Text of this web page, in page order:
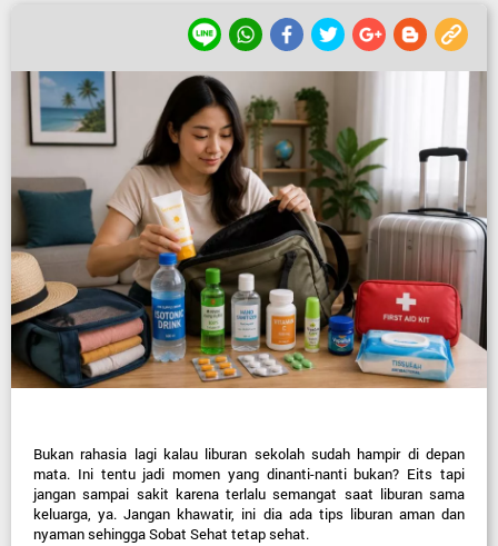
Bukan rahasia lagi kalau liburan sekolah sudah hampir di depan
mata. Ini tentu jadi momen yang dinanti-nanti bukan? Eits tapi
jangan sampai sakit karena terlalu semangat saat liburan sama
keluarga, ya. Jangan khawatir, ini dia ada tips liburan aman dan
nyaman sehingga Sobat Sehat tetap sehat.